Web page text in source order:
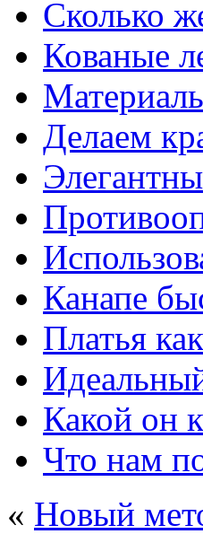
Сколько
Кованые
Делаем
Канапе
Платья
Какой он
Что нам
« Новый